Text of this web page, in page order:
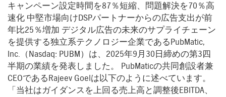
キャンペーン設定時間を87％短縮、問題解決を70％高
速化 中堅市場向けDSPパートナーからの広告支出が前
年比25％増加 デジタル広告の未来のサプライチェーン
を提供する独立系テクノロジー企業であるPubMatic,
Inc.（Nasdaq: PUBM）は、2025年9月30日締めの第3四
半期の業績を発表しました。 PubMaticの共同創設者兼
CEOであるRajeev Goelは以下のように述べています。
「当社はガイダンスを上回る売上高と調整後EBITDA、